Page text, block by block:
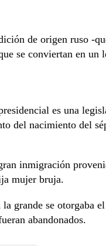
de origen ruso -
se conviertan en un
es una
del nacimiento del
inmigración
mujer bruja.
grande se otorgaba
abandonados.